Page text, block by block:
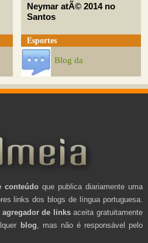
Neymar atÃ© 2014 no
Santos
Esportes
Blog da
conteúdo que publica diariamente uma
links dos blogs de língua portuguesa.
agregador de linksaceita gratuitamente
blog , mas não é responsável pelo